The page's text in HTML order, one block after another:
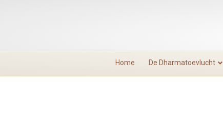
Home De Dharmatoevlucht